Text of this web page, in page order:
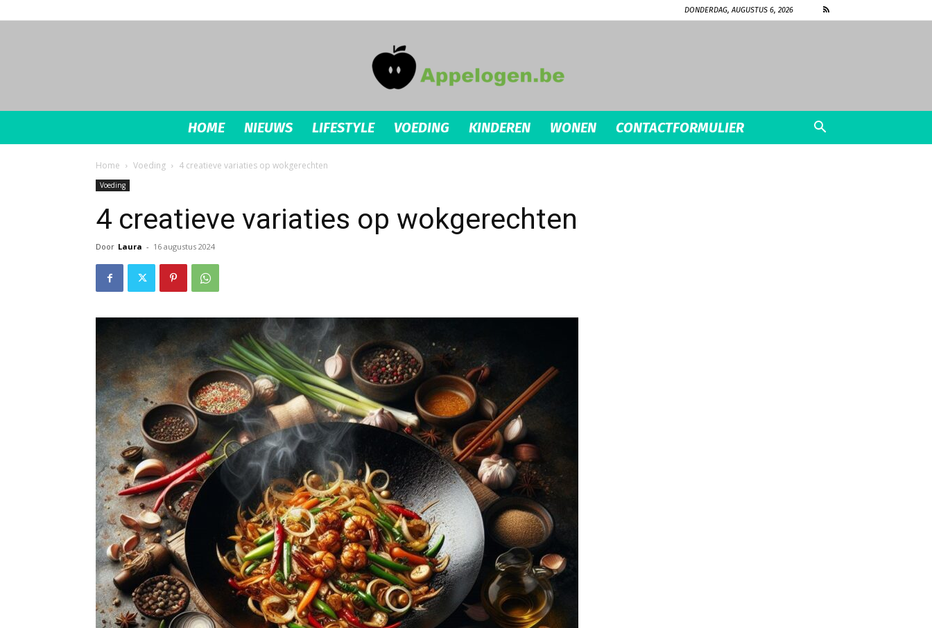
DONDERDAG, AUGUSTUS 6, 2026
appelogen.be
HOME NIEUWS LIFESTYLE VOEDING KINDEREN WONEN CONTACTFORMULIER
Home Voeding 4 creatieve variaties op wokgerechten
Voeding
4 creatieve variaties op wokgerechten
Door Laura - 16 augustus 2024